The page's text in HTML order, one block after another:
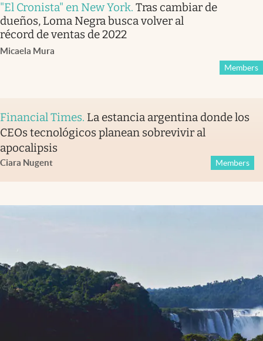
"El Cronista" en New York. Tras cambiar de
dueños, Loma Negra busca volver al
récord de ventas de 2022
Micaela Mura
Members
Financial Times. La estancia argentina donde los
CEOs tecnológicos planean sobrevivir al
apocalipsis
Ciara Nugent Members